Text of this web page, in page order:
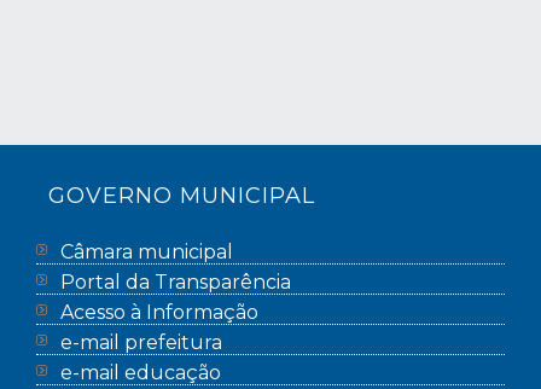
GOVERNO MUNICIPAL
Câmara municipal
Portal da Transparência
Acesso à Informação
e-mail prefeitura
e-mail educação